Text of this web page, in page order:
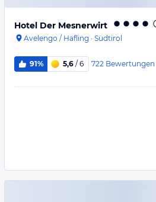
Hotel Der Mesnerwirt
Avelengo / Hafling · Südtirol
91% 5,6 / 6 722 Bewertungen